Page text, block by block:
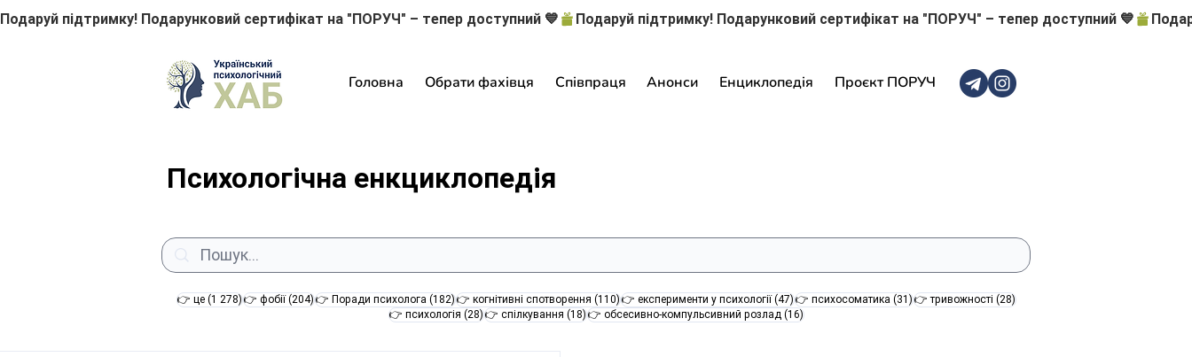
Подаруй підтримку! Подарунковий сертифікат на "ПОРУЧ" – тепер доступний 💙
Головна Обрати фахівця Співпраця Анонси Енциклопедія Проєкт ПОРУЧ
Психологічна енкциклопедія
👉 це (1 278)1 278 постів
👉 фобії (204)204 пости
👉 Поради психолога (182)182 пости
👉 когнітивні спотворення (110)110 постів
👉 експерименти у психології (47)47 постів
👉 психосоматика (31)31 пост
👉 тривожності (28)28 постів
👉 психологія (28)28 постів
👉 спілкування (18)18 постів
👉 обсесивно-компульсивний розлад (16)16 постів